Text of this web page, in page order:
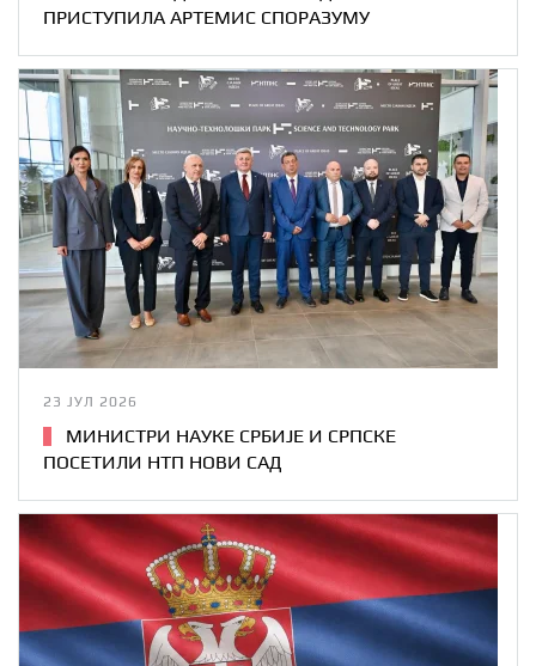
ПРИСТУПИЛА АРТЕМИС СПОРАЗУМУ
23 ЈУЛ 2026
МИНИСТРИ НАУКЕ СРБИЈЕ И СРПСКЕ
ПОСЕТИЛИ НТП НОВИ САД